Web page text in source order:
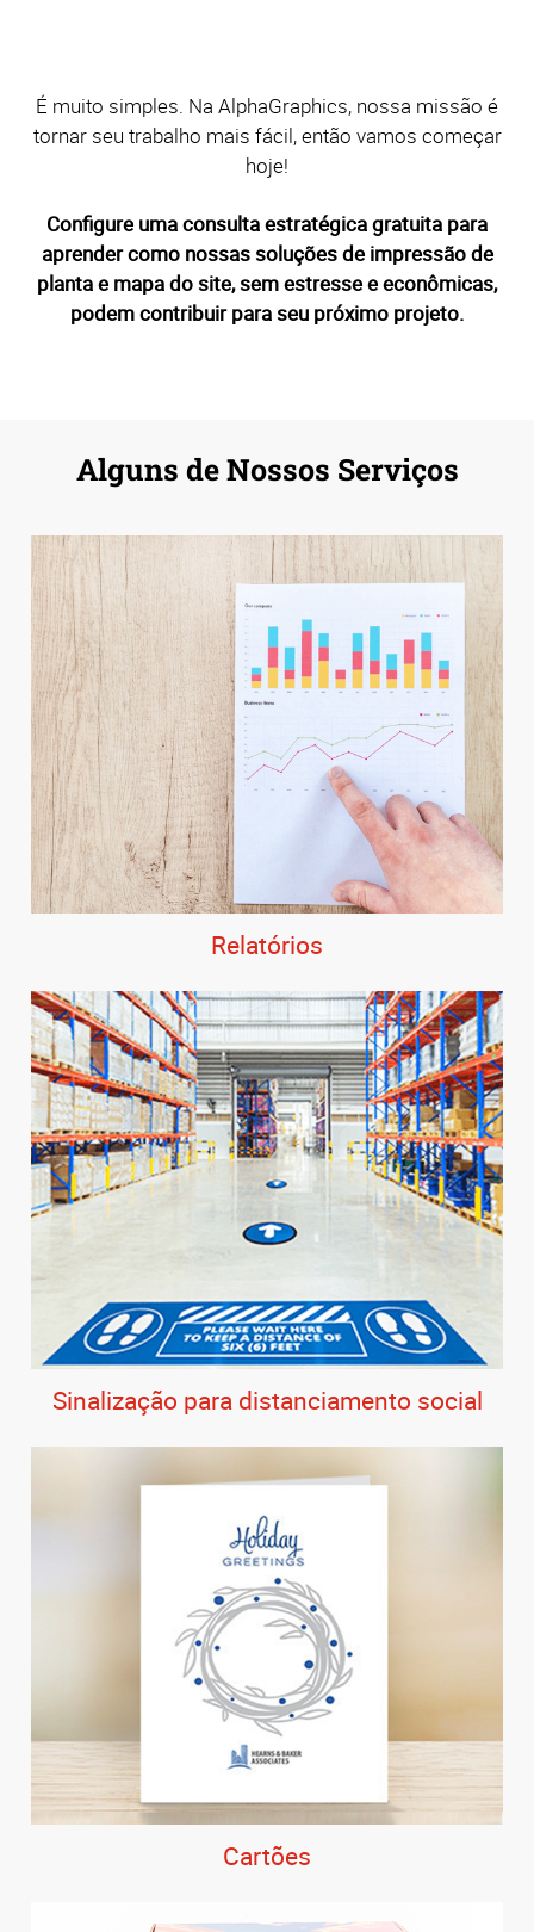
É muito simples. Na AlphaGraphics, nossa missão é
tornar seu trabalho mais fácil, então vamos começar
hoje!
Configure uma consulta estratégica gratuita para
aprender como nossas soluções de impressão de
planta e mapa do site, sem estresse e econômicas,
podem contribuir para seu próximo projeto.
Alguns de Nossos Serviços
Relatórios
Sinalização para distanciamento social
Cartões